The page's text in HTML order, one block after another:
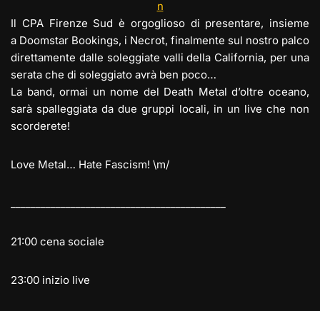
m
o
n
p
p
o
o
k
n
k
di
Il CPA Firenze Sud è orgoglioso di presentare, insieme
a Doomstar Bookings, i Necrot, finalmente sul nostro palco
direttamente dalle soleggiate valli della California, per una
serata che di soleggiato avrà ben poco…
La band, ormai un nome del Death Metal d’oltre oceano,
sarà spalleggiata da due gruppi locali, in un live che non
scorderete!
Love Metal… Hate Fascism! \m/
21:00 cena sociale
23:00 inizio live